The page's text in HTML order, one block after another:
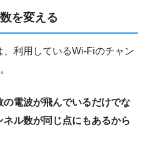
を変える
利用しているWi-Fiのチャン
電波が飛んでいるだけでな
ル数が同じ点にもあるから